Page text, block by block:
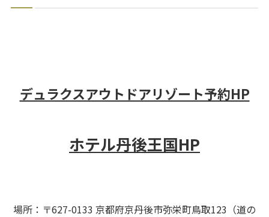
デュラクスアウトドアリゾート予約HP
ホテル丹後王国HP
場所：〒627-0133 京都府京丹後市弥栄町鳥取123（道の